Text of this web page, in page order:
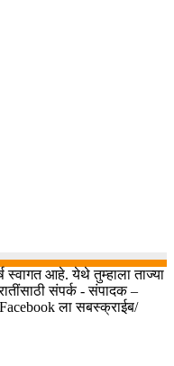
आहे. येथे तुम्हाला ताज्या
संपर्क - संपादक –
ला सबस्क्राईब/